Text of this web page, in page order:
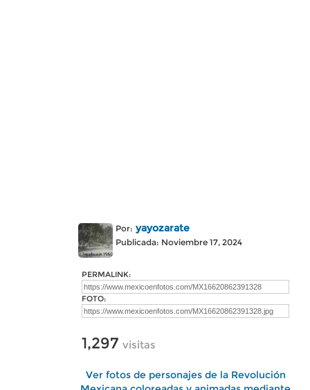
Por: yayozarate
Publicada: Noviembre 17, 2024
PERMALINK:
FOTO:
1,297 visitas
Ver fotos de personajes de la Revolución